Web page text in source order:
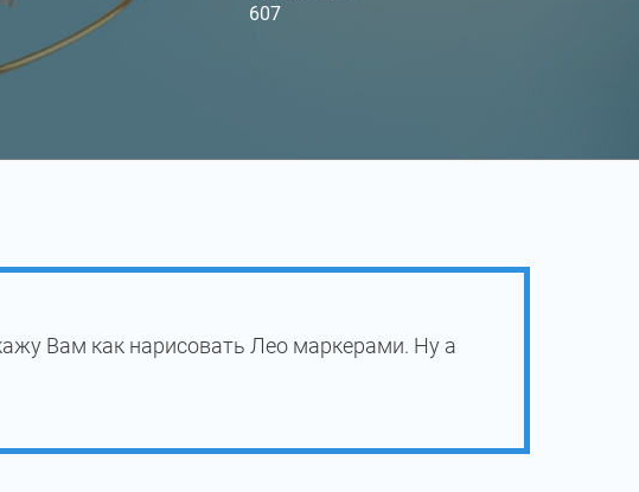
607
Вам как нарисовать Лео маркерами. Ну а